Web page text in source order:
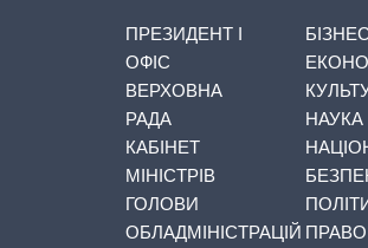
ПРЕЗИДЕНТ І
ОФІС
ВЕРХОВНА
РАДА
КАБІНЕТ
МІНІСТРІВ
ГОЛОВИ
ОБЛАДМІНІСТРАЦІЙ
БІЗНЕС
НАУКА
ПРАВО